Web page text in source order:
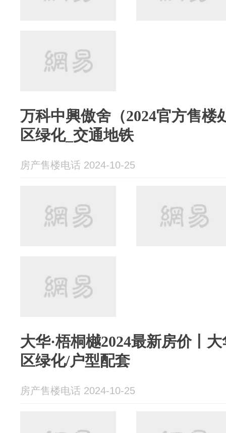
万科中興傲舍（2024官方售楼
区绿化_交通地铁
房产售楼电话 2024-10-25
大华·梧桐樾2024最新房价丨
区绿化/户型配套
房产售楼电话 2024-10-25